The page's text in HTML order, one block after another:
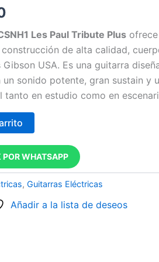
Les Paul Tribute Plus
de alta calidad,
USA. Es una guitarra
sonido potente, gran sustain y
tanto en estudio como en
WHATSAPP
, Guitarras Eléctricas
Añadir a la lista de deseos